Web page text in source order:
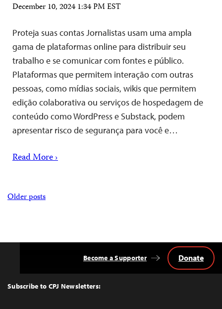
December 10, 2024 1:34 PM EST
Proteja suas contas Jornalistas usam uma ampla
gama de plataformas online para distribuir seu
trabalho e se comunicar com fontes e público.
Plataformas que permitem interação com outras
pessoas, como mídias sociais, wikis que permitem
edição colaborativa ou serviços de hospedagem de
conteúdo como WordPress e Substack, podem
apresentar risco de segurança para você e…
Read More ›
Posts
Older posts
Top
Subscribe to CPJ Newsletters:
Become a Supporter Donate